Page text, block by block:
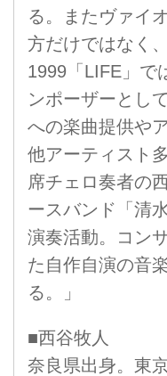
る。またヴァイ
方だけではなく
1999「LIFE」で
ンポーザーとし
への楽曲提供や
他アーティスト
席チェロ奏者の
ースバンド「清
演奏活動。コン
た自作自演の音
る。」
■西谷牧人
奈良県出身。東